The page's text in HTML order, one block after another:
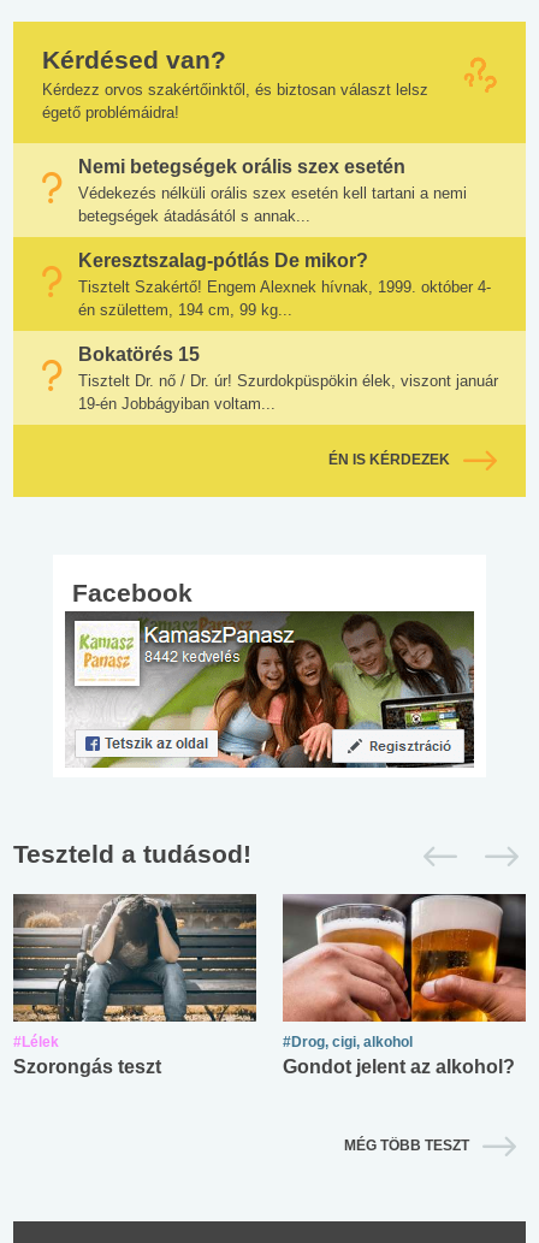
Kérdésed van?
Kérdezz orvos szakértőinktől, és biztosan választ lelsz
égető problémáidra!
Nemi betegségek orális szex esetén
Védekezés nélküli orális szex esetén kell tartani a nemi
betegségek átadásától s annak...
Keresztszalag-pótlás De mikor?
Tisztelt Szakértő! Engem Alexnek hívnak, 1999. október 4-
én születtem, 194 cm, 99 kg...
Bokatörés 15
Tisztelt Dr. nő / Dr. úr! Szurdokpüspökin élek, viszont január
19-én Jobbágyiban voltam...
ÉN IS KÉRDEZEK
Facebook
Teszteld a tudásod!
#Lélek
Szorongás teszt
#Drog, cigi, alkohol
Gondot jelent az alkohol?
MÉG TÖBB TESZT